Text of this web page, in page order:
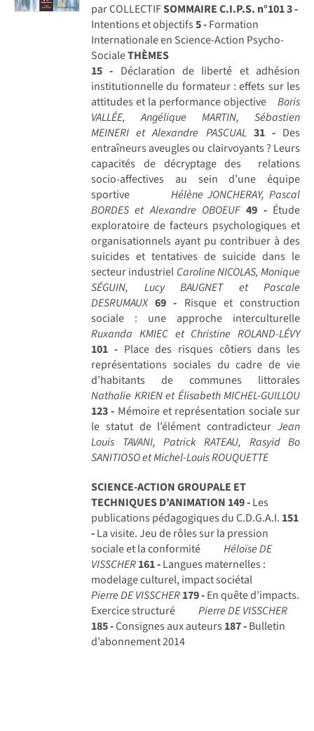
par COLLECTIFSOMMAIRE C.I.P.S. n°1013 -
Intentions et objectifs5 -Formation
Internationale en Science-Action Psycho-
SocialeTHÈMES
15 - Déclaration de liberté et adhésion
institutionnelle du formateur : effets sur les
attitudes et la performance objective
Boris
VALLÉE, Angélique MARTIN, Sébastien
MEINERI et Alexandre PASCUAL 31 -Des
entraîneurs aveugles ou clairvoyants ? Leurs
capacités de décryptage des relations
socio-affectives au sein d’une équipe
sportive
Hélène JONCHERAY, Pascal
BORDES et Alexandre OBOEUF 49 -Étude
exploratoire de facteurs psychologiques et
organisationnels ayant pu contribuer à des
suicides et tentatives de suicide dans le
secteur industriel Caroline NICOLAS, Monique
SÉGUIN, Lucy BAUGNET et Pascale
DESRUMAUX 69 - Risque et construction
sociale : une approche interculturelle
Ruxanda KMIEC et Christine ROLAND-LÉVY
101 -Place des risques côtiers dans les
représentations sociales du cadre de vie
d’habitants de communes littorales
Nathalie KRIEN et Élisabeth MICHEL-GUILLOU
123 - Mémoire et représentation sociale sur
le statut de l’élément contradicteur Jean
Louis TAVANI, Patrick RATEAU, Rasyid Bo
SANITIOSO et Michel-Louis ROUQUETTE
SCIENCE-ACTION GROUPALE ET
TECHNIQUES D’ANIMATION 149 -Les
publications pédagogiques du C.D.G.A.I. 151
-La visite. Jeu de rôles sur la pression
sociale et la conformité
Héloïse DE
VISSCHER161 -Langues maternelles :
modelage culturel, impact sociétal
Pierre DE VISSCHER179 -En quête d’impacts.
Exercice structuré
Pierre DE VISSCHER
185 -Consignes aux auteurs 187 -Bulletin
d’abonnement 2014